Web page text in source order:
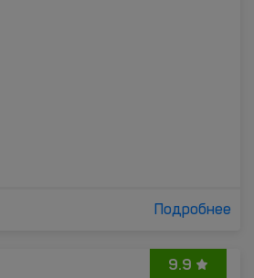
Подробнее
9.9